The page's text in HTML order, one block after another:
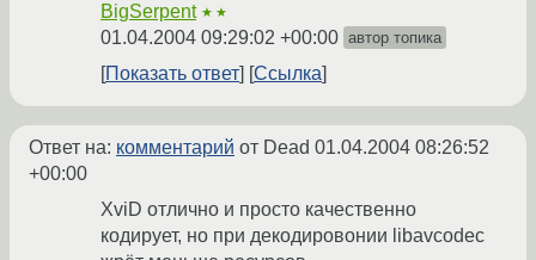
BigSerpent ★★
01.04.2004 09:29:02 +00:00 автор топика
Показать ответ Ссылка
Ответ на: комментарий от Dead 01.04.2004 08:26:52
+00:00
XviD отлично и просто качественно
кодирует, но при декодировонии libavcodec